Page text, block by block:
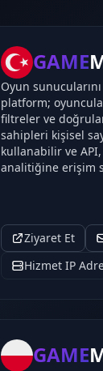
GAME
Oyun
platform;
filtreler ve
sahipleri kişisel
kullanabilir ve
analitiğine erişim
Ziyaret Et
Hizmet IP
GAME